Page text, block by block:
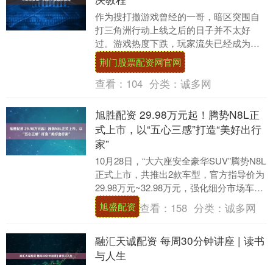
作为搜打撤游戏曾经的一哥，暗区突围自
打三角洲行动上线之后的日子并不太好
过。游戏热度下跌，玩家流失已经成为了
结局。但经过这么长的时间之后，现在的
暗区突围玩家群体反....
荆门股票配资网官网
查看： 104 分类： 诚多网
旭胜配资 29.98万元起！腾势N8L正
式上市，以“五心三感”打造“美好出行
家”
10月28日，“大六座安全豪华SUV”腾势N8L
正式上市，共推出2款车型，官方指导价为
29.98万元~32.98万元，强化细分市场车型
布局。N8L全系标配“六大....
旭盛配资 查看： 158 分类：诚多网
融汇天诚配资 每周30分钟讲座 | 读书
与人生